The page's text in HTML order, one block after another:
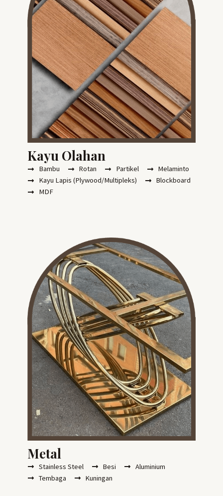
Kayu Olahan
Bambu Rotan Partikel
Melaminto
Kayu Lapis (Plywood/Multipleks)
Blockboard
MDF
Metal
Stainless Steel Besi
Aluminium
Tembaga
Kuningan